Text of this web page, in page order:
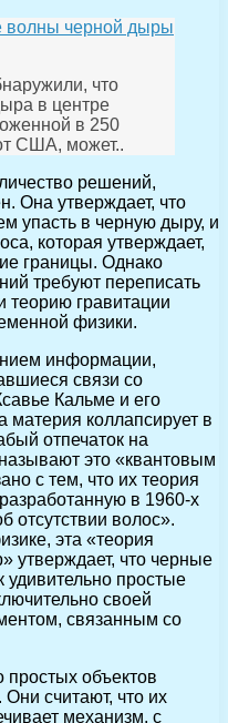
волны черной дыры
что
в центре
в 250
США, может..
решений,
Она утверждает, что
упасть в черную дыру, и
которая утверждает,
границы. Однако
требуют переписать
теорию гравитации
физики.
информации,
связи со
Кальме и его
материя коллапсирует в
отпечаток на
это «квантовым
с тем, что их теория
в 1960-х
отсутствии волос».
эта «теория
утверждает, что черные
простые
своей
связанным со
простых объектов
считают, что их
механизм, с